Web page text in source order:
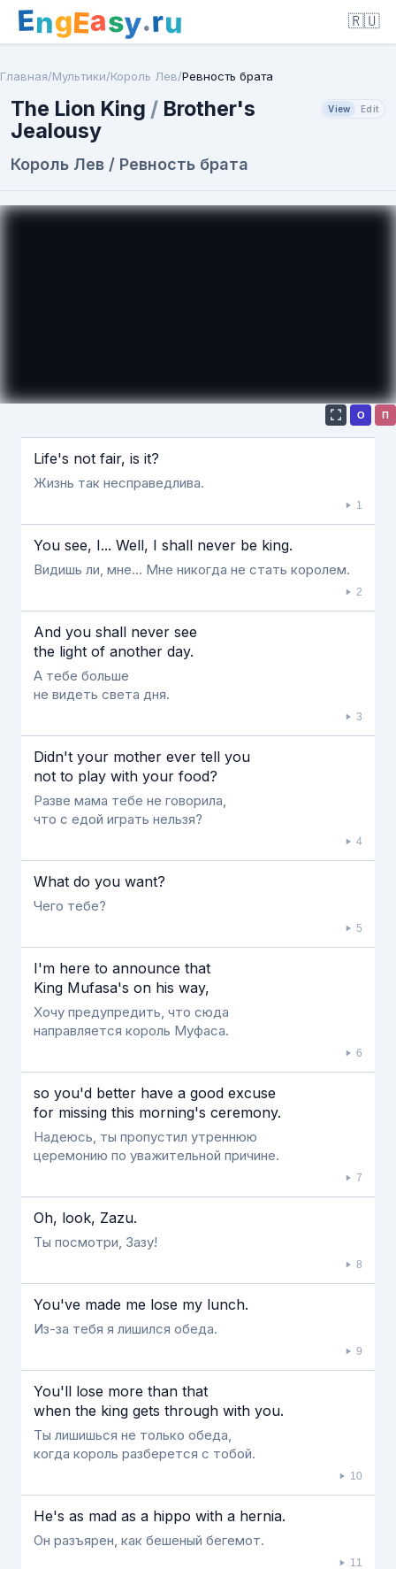
EngEasy.ru 🇷🇺
Главная/Мультики/Король Лев/Ревность брата
The Lion King / Brother's
Jealousy
View Edit
Король Лев / Ревность брата
Если видео долго не грузится, выключите VPN
О П
Life's not fair, is it?
Жизнь так несправедлива.
1
You see, Ι... Well, Ι shall never be king.
Видишь ли, мне... Мне никогда не стать королем.
2
And you shall never see
the light of another day.
А тебе больше
не видеть света дня.
3
Didn't your mother ever tell you
not to play with your food?
Разве мама тебе не говорила,
что с едой играть нельзя?
4
What do you want?
Чего тебе?
5
Ι'm here to announce that
King Mufasa's on his way,
Хочу предупредить, что сюда
направляется король Муфаса.
6
so you'd better have a good excuse
for missing this morning's ceremony.
Надеюсь, ты пропустил утреннюю
церемонию по уважительной причине.
7
Oh, look, Zazu.
Ты посмотри, Зазу!
8
You've made me lose my lunch.
Из-за тебя я лишился обеда.
9
You'll lose more than that
when the king gets through with you.
Ты лишишься не только обеда,
когда король разберется с тобой.
10
He's as mad as a hippo with a hernia.
Он разъярен, как бешеный бегемот.
11